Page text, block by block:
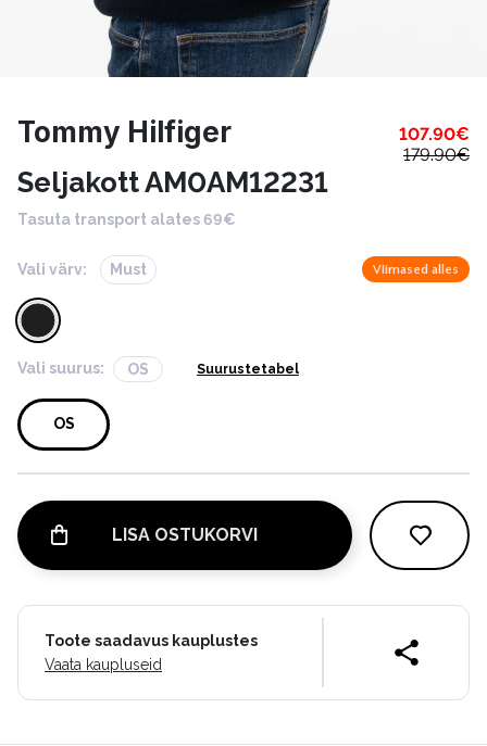
Tommy Hilfiger 107.90€
179.90€
Seljakott AM0AM12231
Tasuta transport alates 69€
Vali värv: Must Viimased alles
Vali suurus: OS Suurustetabel
OS
LISA OSTUKORVI
Toote saadavus kauplustes
Vaata kaupluseid